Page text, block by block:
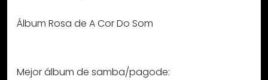
Álbum Rosa de A Cor Do Som
Mejor álbum de samba/pagode: